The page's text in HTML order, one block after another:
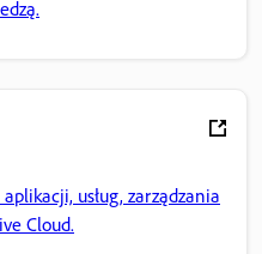
usług, zarządzania
Cloud.